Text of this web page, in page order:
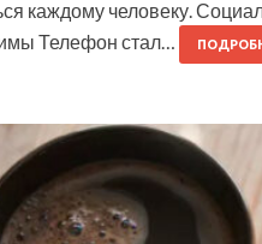
каждому человеку.
Телефон стал…